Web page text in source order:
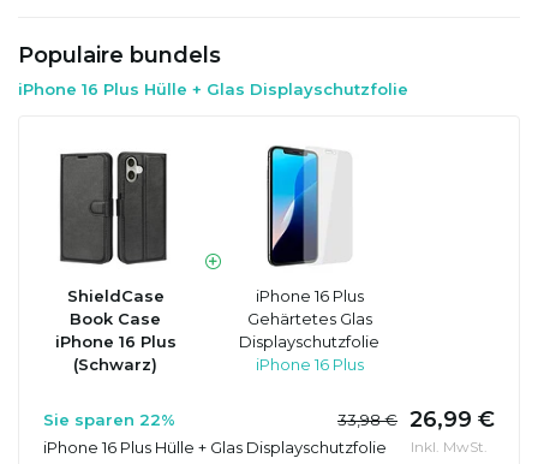
Populaire bundels
iPhone 16 Plus Hülle + Glas Displayschutzfolie
ShieldCase
Book Case
iPhone 16 Plus
(Schwarz)
iPhone 16 Plus
Gehärtetes Glas
Displayschutzfolie
iPhone 16 Plus
Sie sparen 22% 33,98 € 26,99 €
iPhone 16 Plus Hülle + Glas Displayschutzfolie Inkl. MwSt.